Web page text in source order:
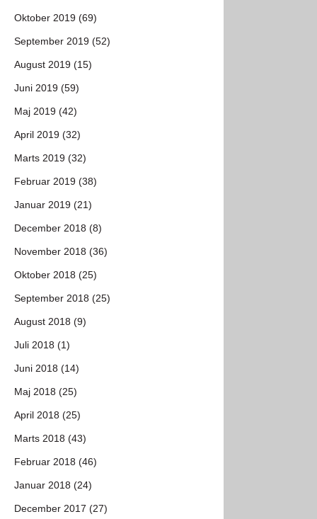
Oktober 2019 (69)
September 2019 (52)
August 2019 (15)
Juni 2019 (59)
Maj 2019 (42)
April 2019 (32)
Marts 2019 (32)
Februar 2019 (38)
Januar 2019 (21)
December 2018 (8)
November 2018 (36)
Oktober 2018 (25)
September 2018 (25)
August 2018 (9)
Juli 2018 (1)
Juni 2018 (14)
Maj 2018 (25)
April 2018 (25)
Marts 2018 (43)
Februar 2018 (46)
Januar 2018 (24)
December 2017 (27)